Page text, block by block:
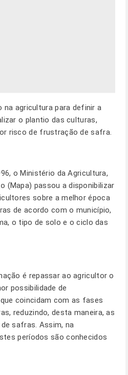
na agricultura para definir a
o plantio das culturas,
risco de frustração de safra.
o Ministério da Agricultura,
(Mapa) passou a disponibilizar
sobre a melhor época
de acordo com o município,
o tipo de solo e o ciclo das
é repassar ao agricultor o
possibilidade de
coincidam com as fases
reduzindo, desta maneira, as
safras. Assim, na
períodos são conhecidos